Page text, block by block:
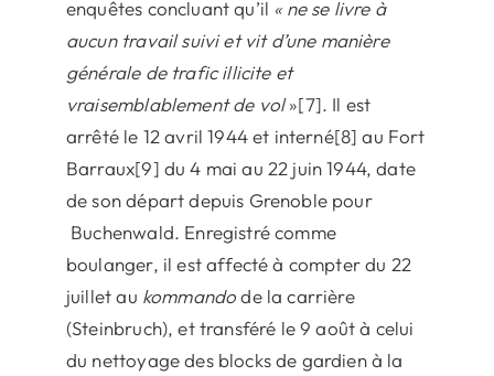
enquêtes concluant qu’il « ne se livre à
aucun travail suivi et vit d’une manière
générale de trafic illicite et
vraisemblablement de vol»[7]. Il est
arrêté le 12 avril 1944 et interné[8] au Fort
Barraux[9] du 4 mai au 22 juin 1944, date
de son départ depuis Grenoble pour
Buchenwald. Enregistré comme
boulanger, il est affecté à compter du 22
juillet au kommandode la carrière
(Steinbruch), et transféré le 9 août à celui
du nettoyage des blocks de gardien à la